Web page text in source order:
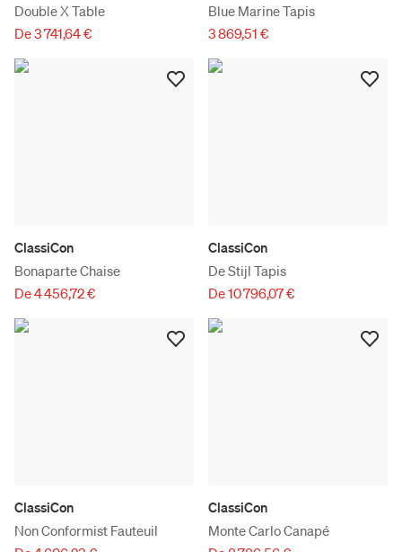
Double X Table
De 3 741,64 €
Blue Marine Tapis
3 869,51 €
ClassiCon
Bonaparte Chaise
De 4 456,72 €
ClassiCon
De Stijl Tapis
De 10 796,07 €
ClassiCon
Non Conformist Fauteuil
ClassiCon
Monte Carlo Canapé